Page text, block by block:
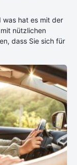
was hat es mit der
nützlichen
dass Sie sich für